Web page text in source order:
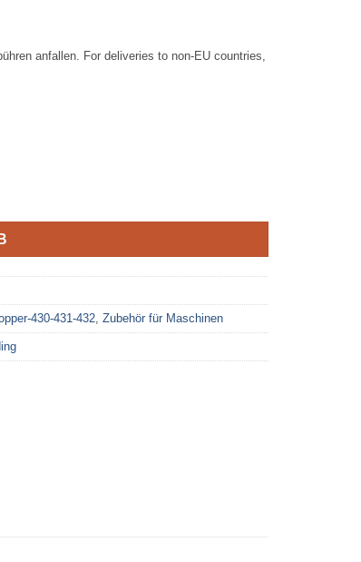
anfallen. For deliveries to non-EU countries,
430-431-432 Zubehör für Maschinen